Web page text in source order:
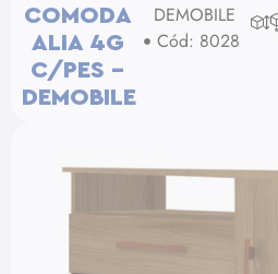
COMODA
ALIA 4G
C/PES –
DEMOBILE
DEMOBILE
Cód: 8028